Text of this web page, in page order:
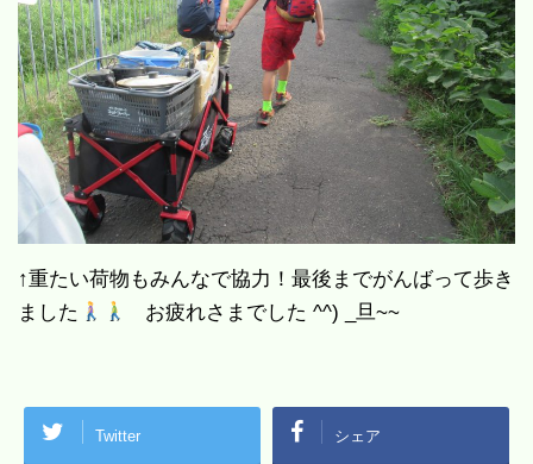
↑重たい荷物もみんなで協力！最後までがんばって歩き
ました
お疲れさまでした ^^) _旦~~
Twitter シェア